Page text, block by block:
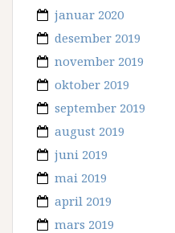
januar 2020
desember 2019
november 2019
oktober 2019
september 2019
august 2019
juni 2019
mai 2019
april 2019
mars 2019